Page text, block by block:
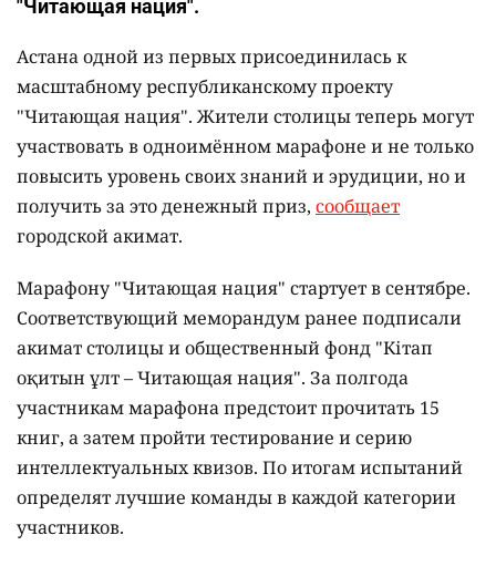
"Читающая нация".
Астана одной из первых присоединилась к
масштабному республиканскому проекту
"Читающая нация". Жители столицы теперь могут
участвовать в одноимённом марафоне и не только
повысить уровень своих знаний и эрудиции, но и
получить за это денежный приз, сообщает
городской акимат.
Марафону "Читающая нация" стартует в сентябре.
Соответствующий меморандум ранее подписали
акимат столицы и общественный фонд "Кітап
оқитын ұлт – Читающая нация". За полгода
участникам марафона предстоит прочитать 15
книг, а затем пройти тестирование и серию
интеллектуальных квизов. По итогам испытаний
определят лучшие команды в каждой категории
участников.